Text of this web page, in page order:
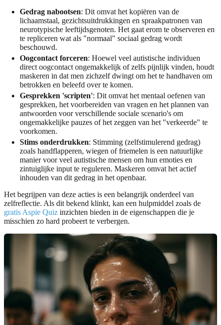
Gedrag nabootsen: Dit omvat het kopiëren van de
lichaamstaal, gezichtsuitdrukkingen en spraakpatronen van
neurotypische leeftijdsgenoten. Het gaat erom te observeren en
te repliceren wat als "normaal" sociaal gedrag wordt
beschouwd.
Oogcontact forceren: Hoewel veel autistische individuen
direct oogcontact ongemakkelijk of zelfs pijnlijk vinden, houdt
maskeren in dat men zichzelf dwingt om het te handhaven om
betrokken en beleefd over te komen.
Gesprekken 'scripten': Dit omvat het mentaal oefenen van
gesprekken, het voorbereiden van vragen en het plannen van
antwoorden voor verschillende sociale scenario's om
ongemakkelijke pauzes of het zeggen van het "verkeerde" te
voorkomen.
Stims onderdrukken: Stimming (zelfstimulerend gedrag)
zoals handflapperen, wiegen of friemelen is een natuurlijke
manier voor veel autistische mensen om hun emoties en
zintuiglijke input te reguleren. Maskeren omvat het actief
inhouden van dit gedrag in het openbaar.
Het begrijpen van deze acties is een belangrijk onderdeel van
zelfreflectie. Als dit bekend klinkt, kan een hulpmiddel zoals de
gratis Aspie Quiz inzichten bieden in de eigenschappen die je
misschien zo hard probeert te verbergen.